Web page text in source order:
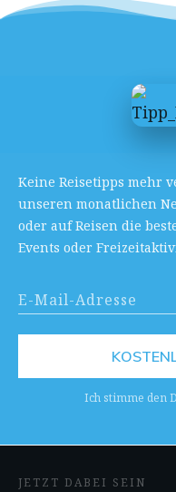
Keine Reisetipps mehr
unseren monatlichen
oder auf Reisen die
Events oder
Ich stimme den
JETZT DABEI SEIN